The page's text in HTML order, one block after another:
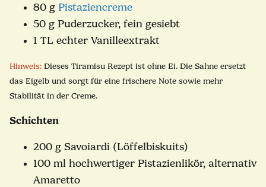
80 g Pistaziencreme
50 g Puderzucker, fein gesiebt
1 TL echter Vanilleextrakt
Hinweis: Dieses Tiramisu Rezept ist ohne Ei. Die Sahne ersetzt
das Eigelb und sorgt für eine frischere Note sowie mehr
Stabilität in der Creme.
Schichten
200 g Savoiardi (Löffelbiskuits)
100 ml hochwertiger Pistazienlikör, alternativ
Amaretto